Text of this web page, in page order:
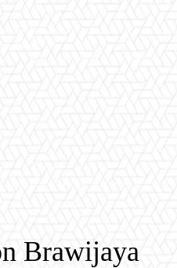
Brawijaya